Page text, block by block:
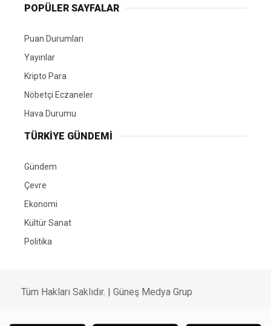
POPÜLER SAYFALAR
Puan Durumları
Yayınlar
Kripto Para
Nöbetçi Eczaneler
Hava Durumu
TÜRKIYE GÜNDEMI
Gündem
Çevre
Ekonomi
Kültür Sanat
Politika
Tüm Hakları Saklıdır. | Güneş Medya Grup